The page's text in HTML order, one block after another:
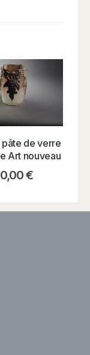
pâte de verre
Art nouveau
€